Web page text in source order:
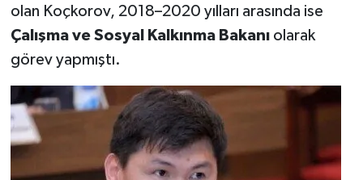
olan Koçkorov, 2018–2020 yılları arasında ise
Çalışma ve Sosyal Kalkınma Bakanıolarak
görev yapmıştı.